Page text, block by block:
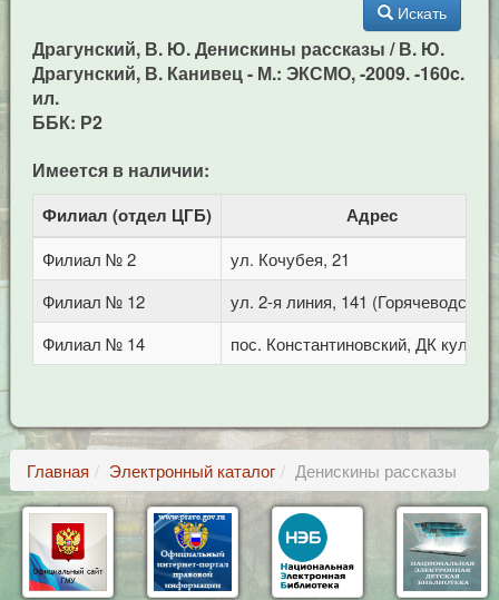
Искать
Драгунский, В. Ю. Денискины рассказы / В. Ю.
Драгунский, В. Канивец - М.: ЭКСМО, -2009. -160c.
ил.
ББК: Р2
Имеется в наличии:
Филиал (отдел ЦГБ) Адрес
Филиал № 2
ул. Кочубея, 21
Филиал № 12
ул. 2-я линия, 141 (Горячеводск)
Филиал № 14
пос. Константиновский, ДК
Главная Электронный каталог Денискины рассказы